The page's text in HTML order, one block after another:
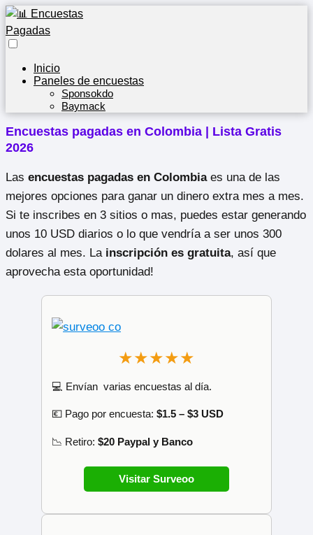
Inicio
Paneles de encuestas
Sponsokdo
Baymack
Encuestas pagadas en Colombia | Lista Gratis
2026
Las encuestas pagadas en Colombiaes una de las
mejores opciones para ganar un dinero extra mes a mes.
Si te inscribes en 3 sitios o mas, puedes estar generando
unos 10 USD diarios o lo que vendría a ser unos 300
dolares al mes. La inscripción es gratuita, así que
aprovecha esta oportunidad!
★★★★★
💻 Envían varias encuestas al día.
💶 Pago por encuesta: $1.5 – $3 USD
📉 Retiro: $20 Paypal y Banco
Visitar Surveoo